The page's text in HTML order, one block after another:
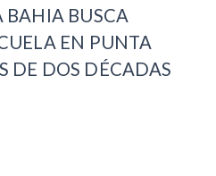
BAHIA BUSCA
EN PUNTA
DE DOS DÉCADAS